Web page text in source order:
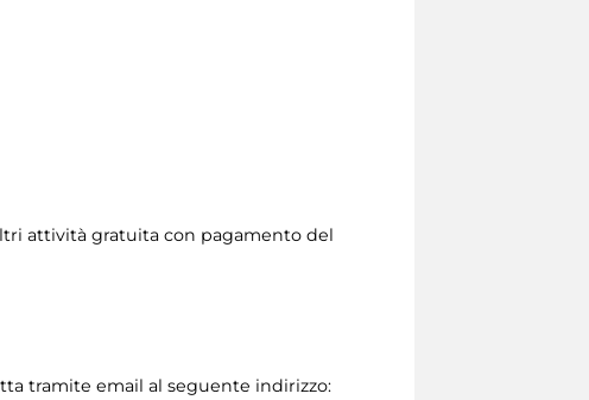
attività gratuita con pagamento del
tramite email al seguente indirizzo: